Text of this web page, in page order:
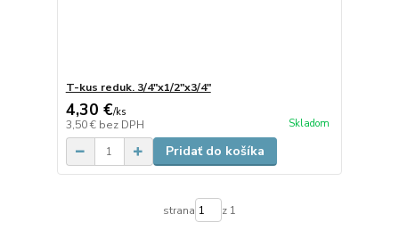
T-kus reduk. 3/4"x1/2"x3/4"
4,30 €/ks
3,50 € bez DPH Skladom
Pridať do košíka
strana z 1